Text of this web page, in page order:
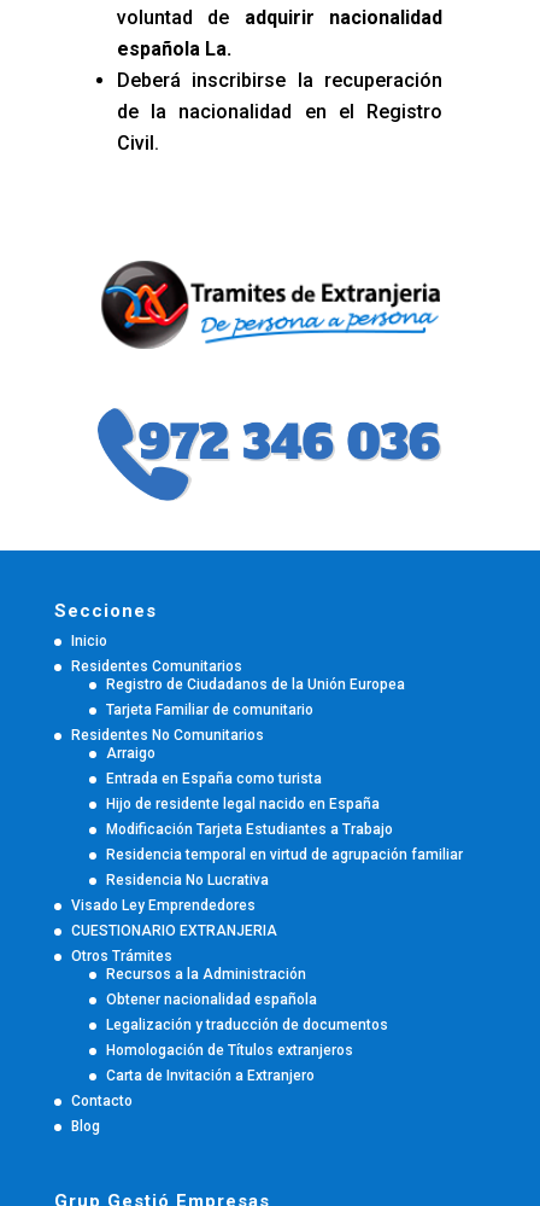
voluntad de adquirir nacionalidad
española La.
Deberá inscribirse la recuperación
de la nacionalidad en el Registro
Civil.
Secciones
Inicio
Residentes Comunitarios
Registro de Ciudadanos de la Unión Europea
Tarjeta Familiar de comunitario
Residentes No Comunitarios
Arraigo
Entrada en España como turista
Hijo de residente legal nacido en España
Modificación Tarjeta Estudiantes a Trabajo
Residencia temporal en virtud de agrupación familiar
Residencia No Lucrativa
Visado Ley Emprendedores
CUESTIONARIO EXTRANJERIA
Otros Trámites
Recursos a la Administración
Obtener nacionalidad española
Legalización y traducción de documentos
Homologación de Títulos extranjeros
Carta de Invitación a Extranjero
Contacto
Blog